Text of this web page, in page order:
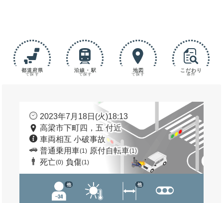
都道府県
で探す
沿線・駅
で探す
地図
で探す
こだわり
条件
2023年7月18日(火)18:13
高梁市下町四，五 付近
車両相互 小破事故
普通乗用車(1) 原付自転車(1)
死亡(0) 負傷(1)
他 他